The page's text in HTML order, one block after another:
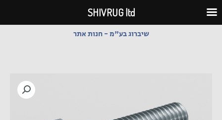
לתוכן
שיברוג בע"מ - חנות אתר
SHIVRUG ltd